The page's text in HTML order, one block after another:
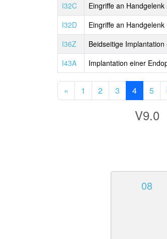
I32C
Eingriffe an
I32D
Eingriffe an
I36Z
Beidseitige
I43A
Implantation einer
« 1 2 3 4 5
V9.0
08